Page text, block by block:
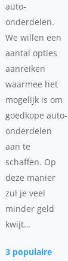
auto-
onderdelen.
We willen een
aantal opties
aanreiken
waarmee het
mogelijk is om
goedkope auto-
onderdelen
aan te
schaffen. Op
deze manier
zul je veel
minder geld
kwijt…
3 populaire